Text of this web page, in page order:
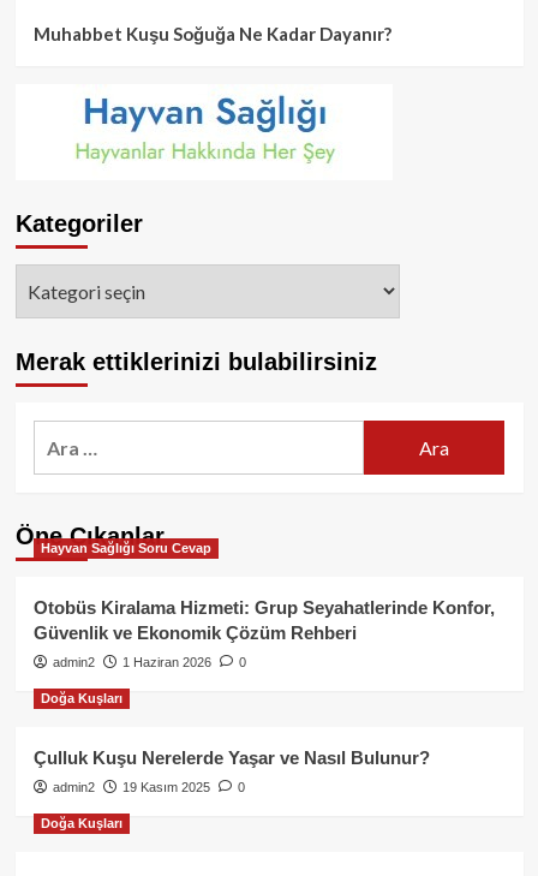
Muhabbet Kuşu Soğuğa Ne Kadar Dayanır?
Kategoriler
Merak ettiklerinizi bulabilirsiniz
Öne Çıkanlar
Hayvan Sağlığı Soru Cevap
Otobüs Kiralama Hizmeti: Grup Seyahatlerinde Konfor,
Güvenlik ve Ekonomik Çözüm Rehberi
admin2 1 Haziran 2026 0
Doğa Kuşları
Çulluk Kuşu Nerelerde Yaşar ve Nasıl Bulunur?
admin2 19 Kasım 2025 0
Doğa Kuşları